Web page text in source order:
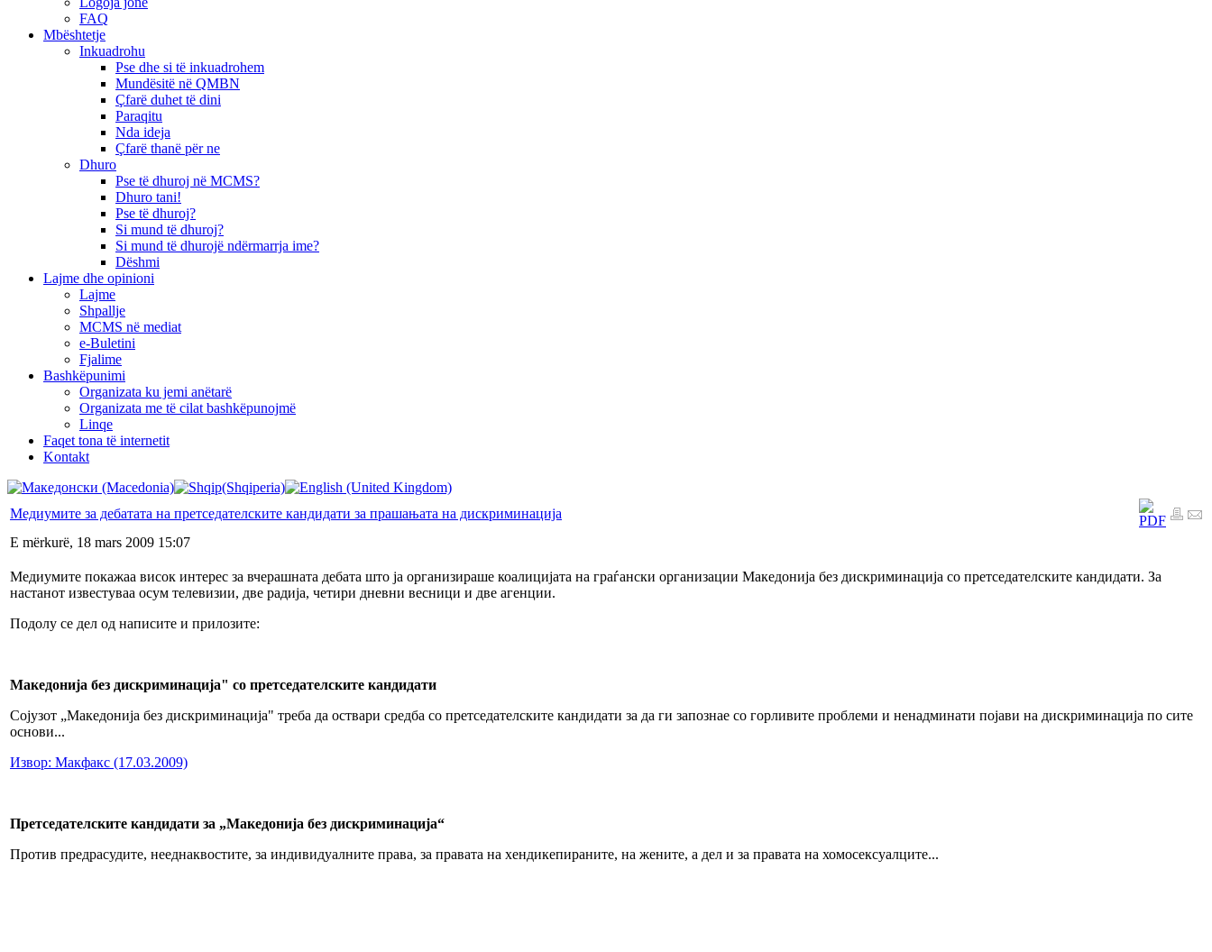
FAQ
Mbështetje
Inkuadrohu
Pse dhe si të inkuadrohem
Mundësitë në QMBN
Çfarë duhet të dini
Paraqitu
Nda ideja
Çfarë thanë për ne
Dhuro
Pse të dhuroj në MCMS?
Dhuro tani!
Pse të dhuroj?
Si mund të dhuroj?
Si mund të dhurojë ndërmarrja ime?
Dëshmi
Lajme dhe opinioni
Lajme
Shpallje
MCMS në mediat
e-Buletini
Fjalime
Bashkëpunimi
Organizata ku jemi anëtarë
Organizata me të cilat bashkëpunojmë
Linqe
Faqet tona të internetit
Kontakt
Медиумите за дебатата на претседателските кандидати за прашањата на дискриминација
E mërkurë, 18 mars 2009 15:07
Медиумите покажаа висок интерес за вчерашната дебата што ја организираше коалицијата на граѓански организации Македонија без дискриминација со претседателските кандидати. За
настанот известуваа осум телевизии, две радија, четири дневни весници и две агенции.
Подолу се дел од написите и прилозите:
Македонија без дискриминација" со претседателските кандидати
Сојузот „Македонија без дискриминација" треба да оствари средба со претседателските кандидати за да ги запознае со горливите проблеми и ненадминати појави на дискриминација по сите
основи...
Извор: Макфакс (17.03.2009)
Претседателските кандидати за „Македонија без дискриминација“
Против предрасудите, нееднаквостите, за индивидуалните права, за правата на хендикепираните, на жените, а дел и за правата на хомосексуалците...